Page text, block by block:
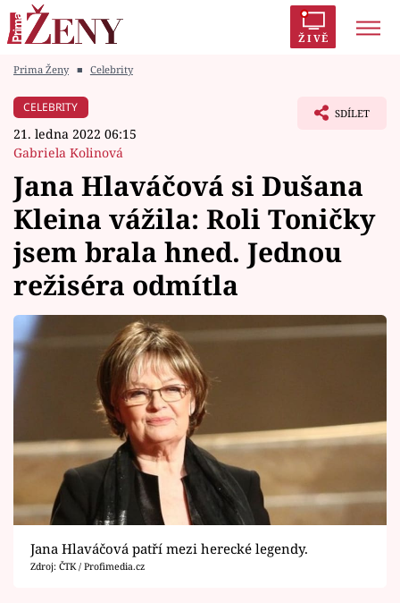
ŽIVĚ
Módní alarm
Témata
Celebrity
Vztahy
Seriály
Horoskopy
Sledujte prima+
Filmový festival Karlovy Vary
Prima Ženy ■ Celebrity
CELEBRITY
21. ledna 2022 06:15
Gabriela Kolinová
SDÍLET
Jana Hlaváčová si Dušana
Kleina vážila: Roli Toničky
jsem brala hned. Jednou
režiséra odmítla
Jana Hlaváčová patří mezi herecké legendy.
Zdroj: ČTK / Profimedia.cz